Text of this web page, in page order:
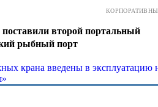
второй портальный
рыбный порт